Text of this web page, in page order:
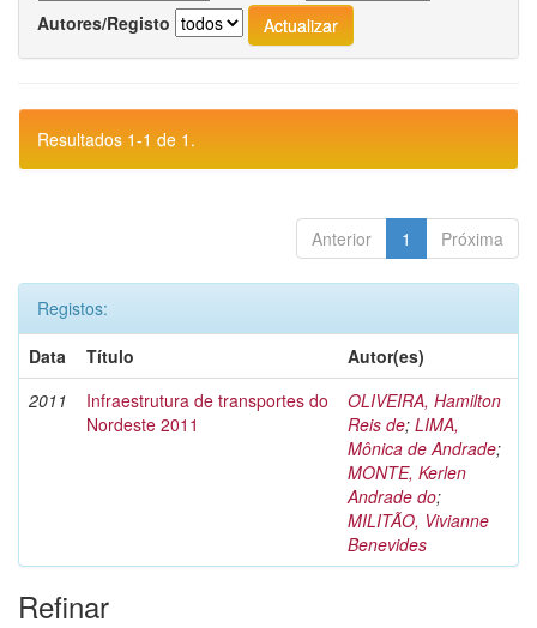
Autores/Registo
Resultados 1-1 de 1.
Anterior 1 Próxima
Registos:
Data
Título
Autor(es)
2011
Infraestrutura de transportes do
Nordeste 2011
OLIVEIRA, Hamilton
Reis de; LIMA,
Mônica de Andrade;
MONTE, Kerlen
Andrade do;
MILITÃO, Vivianne
Benevides
Refinar